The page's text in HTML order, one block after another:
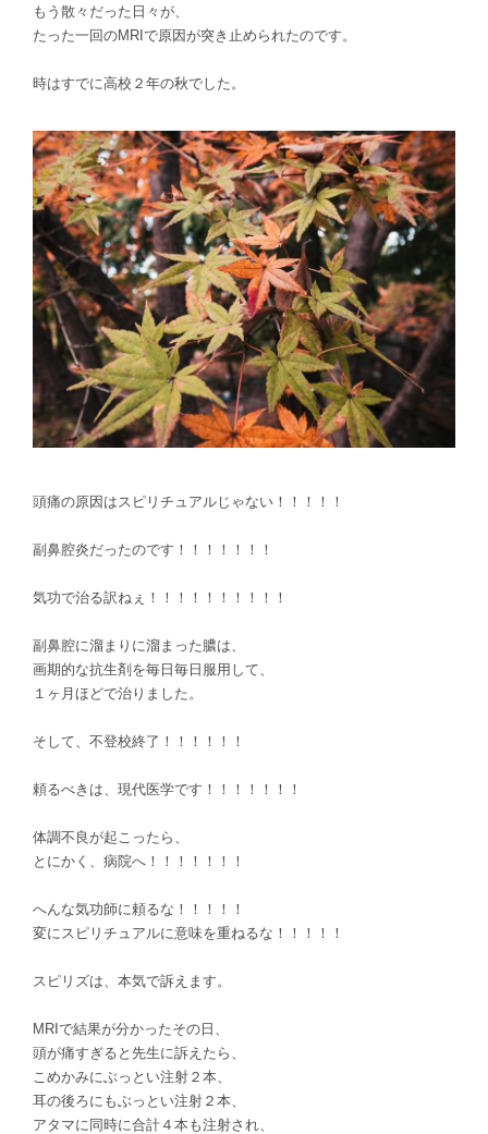
もう散々だった日々が、
たった一回のMRIで原因が突き止められたのです。
時はすでに高校２年の秋でした。
頭痛の原因はスピリチュアルじゃない！！！！！
副鼻腔炎だったのです！！！！！！！
気功で治る訳ねぇ！！！！！！！！！！
副鼻腔に溜まりに溜まった膿は、
画期的な抗生剤を毎日毎日服用して、
１ヶ月ほどで治りました。
そして、不登校終了！！！！！！
頼るべきは、現代医学です！！！！！！！
体調不良が起こったら、
とにかく、病院へ！！！！！！！
へんな気功師に頼るな！！！！！
変にスピリチュアルに意味を重ねるな！！！！！
スピリズは、本気で訴えます。
MRIで結果が分かったその日、
頭が痛すぎると先生に訴えたら、
こめかみにぶっとい注射２本、
耳の後ろにもぶっとい注射２本、
アタマに同時に合計４本も注射され、